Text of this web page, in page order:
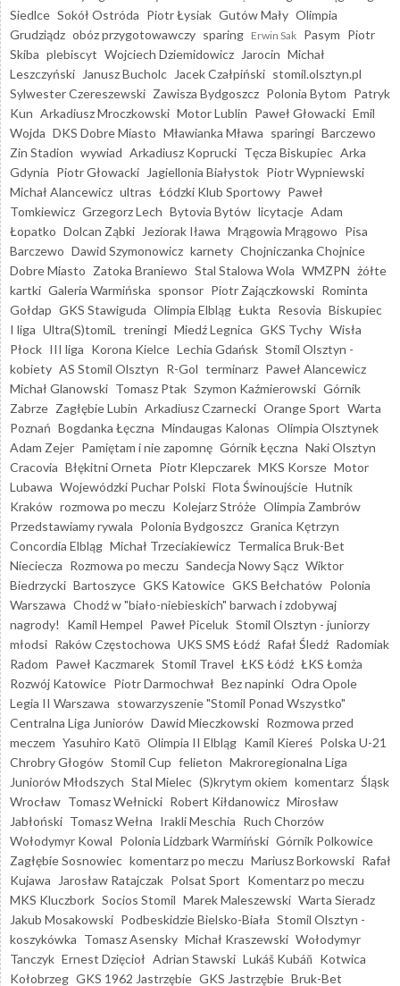
Siedlce Sokół Ostróda Piotr Łysiak Gutów Mały Olimpia
Grudziądz obóz przygotowawczy sparing Erwin Sak Pasym Piotr
Skiba plebiscyt Wojciech Dziemidowicz Jarocin Michał
Leszczyński
Janusz Bucholc Jacek Czałpiński stomil.olsztyn.pl
Sylwester Czereszewski Zawisza Bydgoszcz Polonia Bytom Patryk
Kun Arkadiusz Mroczkowski Motor Lublin Paweł Głowacki Emil
Wojda DKS Dobre Miasto Mławianka Mława sparingi Barczewo
Zin Stadion wywiad Arkadiusz Koprucki Tęcza Biskupiec Arka
Gdynia Piotr Głowacki Jagiellonia Białystok Piotr Wypniewski
Michał Alancewicz ultras Łódzki Klub Sportowy Paweł
Tomkiewicz Grzegorz Lech Bytovia Bytów licytacje Adam
Łopatko Dolcan Ząbki Jeziorak Iława Mrągowia Mrągowo Pisa
Barczewo Dawid Szymonowicz karnety Chojniczanka Chojnice
Dobre Miasto Zatoka Braniewo Stal Stalowa Wola WMZPN żółte
kartki Galeria Warmińska sponsor Piotr Zajączkowski Rominta
Gołdap GKS Stawiguda Olimpia Elbląg Łukta Resovia Biskupiec
I liga Ultra(S)tomiL treningi Miedź Legnica GKS Tychy Wisła
Płock III liga Korona Kielce Lechia Gdańsk Stomil Olsztyn -
kobiety AS Stomil Olsztyn R-Gol terminarz Paweł Alancewicz
Michał Glanowski Tomasz Ptak Szymon Kaźmierowski Górnik
Zabrze Zagłębie Lubin Arkadiusz Czarnecki Orange Sport Warta
Poznań Bogdanka Łęczna Mindaugas Kalonas Olimpia Olsztynek
Adam Zejer Pamiętam i nie zapomnę Górnik Łęczna Naki Olsztyn
Cracovia Błękitni Orneta Piotr Klepczarek MKS Korsze Motor
Lubawa Wojewódzki Puchar Polski Flota Świnoujście Hutnik
Kraków rozmowa po meczu Kolejarz Stróże Olimpia Zambrów
Przedstawiamy rywala Polonia Bydgoszcz Granica Kętrzyn
Concordia Elbląg Michał Trzeciakiewicz Termalica Bruk-Bet
Nieciecza Rozmowa po meczu Sandecja Nowy Sącz Wiktor
Biedrzycki Bartoszyce GKS Katowice GKS Bełchatów Polonia
Warszawa Chodź w "biało-niebieskich" barwach i zdobywaj
nagrody!
Kamil Hempel Paweł Piceluk Stomil Olsztyn - juniorzy
młodsi Raków Częstochowa UKS SMS Łódź Rafał Śledź Radomiak
Radom Paweł Kaczmarek Stomil Travel ŁKS Łódź ŁKS Łomża
Rozwój Katowice Piotr Darmochwał Bez napinki Odra Opole
Legia II Warszawa stowarzyszenie "Stomil Ponad Wszystko"
Centralna Liga Juniorów Dawid Mieczkowski Rozmowa przed
meczem Yasuhiro Katō Olimpia II Elbląg Kamil Kiereś Polska U-21
Chrobry Głogów Stomil Cup felieton Makroregionalna Liga
Juniorów Młodszych Stal Mielec (S)krytym okiem komentarz Śląsk
Wrocław Tomasz Wełnicki Robert Kiłdanowicz Mirosław
Jabłoński Tomasz Wełna Irakli Meschia Ruch Chorzów
Wołodymyr Kowal Polonia Lidzbark Warmiński Górnik Polkowice
Zagłębie Sosnowiec komentarz po meczu Mariusz Borkowski Rafał
Kujawa
Jarosław Ratajczak Polsat Sport Komentarz po meczu
MKS Kluczbork Socios Stomil Marek Maleszewski Warta Sieradz
Jakub Mosakowski Podbeskidzie Bielsko-Biała Stomil Olsztyn -
koszykówka Tomasz Asensky Michał Kraszewski Wołodymyr
Tanczyk Ernest Dzięcioł Adrian Stawski Lukáš Kubáň Kotwica
Kołobrzeg GKS 1962 Jastrzębie GKS Jastrzębie Bruk-Bet